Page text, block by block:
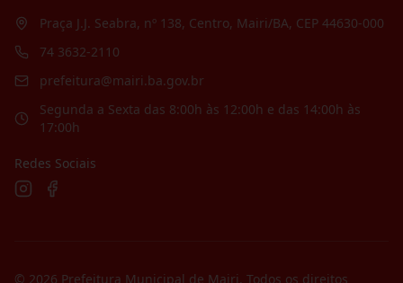
Praça J.J. Seabra, nº 138, Centro, Mairi/BA, CEP 44630-000
74 3632-2110
prefeitura@mairi.ba.gov.br
Segunda a Sexta das 8:00h às 12:00h e das 14:00h às
17:00h
Redes Sociais
© 2026 Prefeitura Municipal de Mairi. Todos os direitos